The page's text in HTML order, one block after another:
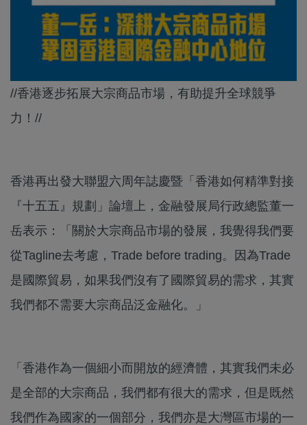
//香港逐步拓展大宗商品市場，有助提升全球競爭
力！//
香港再出發大聯盟六周年誌慶暨「香港如何精準對接
『十五五』規劃」論壇上，金融發展局行政總監董一
岳表示：「關於大宗商品市場的發展，我覺得我們要
從Tagline去考慮，Trade before trading。因為Trade
是國際貿易，如果我們沒有了國際貿易的需求，其實
我們都不需要大宗商品泛金融化。」
「香港作為一個細小而開放的經濟體，其實我們未必
是全部的大宗商品，我們都有很大的需求，但是既然
我們作為國家的一個部分，我們亦是大灣區市場的一